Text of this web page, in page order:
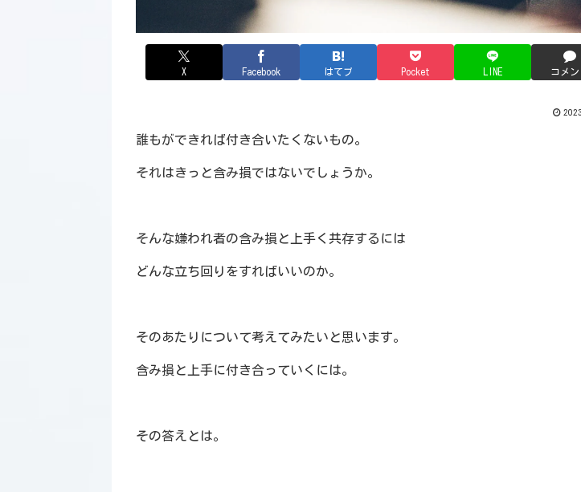
X Facebook はてブ Pocket LINE コメン
誰もができれば付き合いたくないもの。
それはきっと含み損ではないでしょうか。
そんな嫌われ者の含み損と上手く共存するには
どんな立ち回りをすればいいのか。
そのあたりについて考えてみたいと思います。
含み損と上手に付き合っていくには。
その答えとは。